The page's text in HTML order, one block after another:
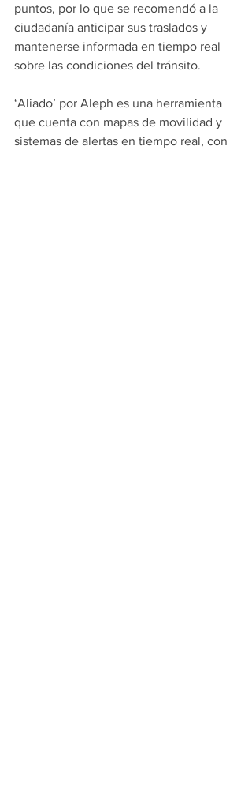
puntos, por lo que se recomendó a la
ciudadanía anticipar sus traslados y
mantenerse informada en tiempo real
sobre las condiciones del tránsito.
‘Aliado’ por Aleph es una herramienta
que cuenta con mapas de movilidad y
sistemas de alertas en tiempo real, con